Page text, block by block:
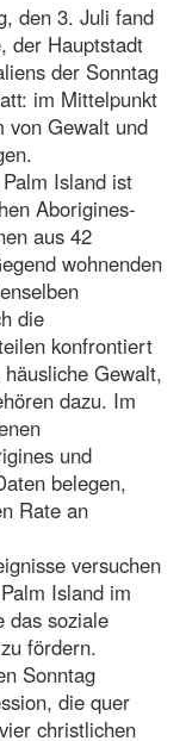
den 3. Juli fand
der Hauptstadt
der Sonntag
im Mittelpunkt
von Gewalt und
Island ist
Aborigines-
aus 42
wohnenden
die
konfrontiert
Gewalt,
dazu. Im
und
belegen,
Rate an
versuchen
Island im
das soziale
fördern.
Sonntag
die quer
christlichen